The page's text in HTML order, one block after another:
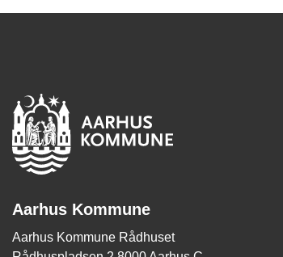
Aarhus Kommune
Aarhus Kommune Rådhuset